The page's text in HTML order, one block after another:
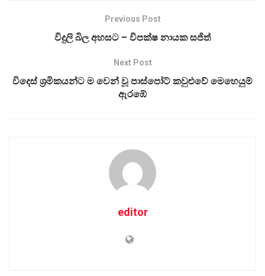
Previous Post
විදුලි බිල අහසට – විපක්ෂ නායක සජිත්
Next Post
විදෙස් ශ්‍රමිකයන්ට ම වෙන් වූ පාස්පෝට් කවුළුවේ මෙහෙයුම්
ඇරඹේ
editor